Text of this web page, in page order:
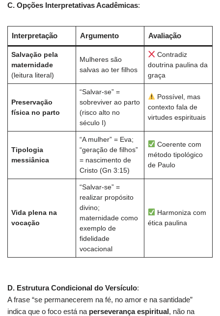
C. Opções Interpretativas Acadêmicas:
Interpretação Argumento Avaliação
Salvação pela
maternidade
(leitura literal)
Mulheres são
salvas ao ter filhos
Contradiz
doutrina paulina da
graça
Preservação
física no parto
“Salvar-se” =
sobreviver ao parto
(risco alto no
século I)
Possível, mas
contexto fala de
virtudes espirituais
Tipologia
messiânica
“A mulher” = Eva;
“geração de filhos”
= nascimento de
Cristo (Gn 3:15)
Coerente com
método tipológico
de Paulo
Vida plena na
vocação
“Salvar-se” =
realizar propósito
divino;
maternidade como
exemplo de
fidelidade
vocacional
Harmoniza com
ética paulina
D. Estrutura Condicional do Versículo:
A frase “se permanecerem na fé, no amor e na santidade”
indica que o foco está na perseverança espiritual, não na